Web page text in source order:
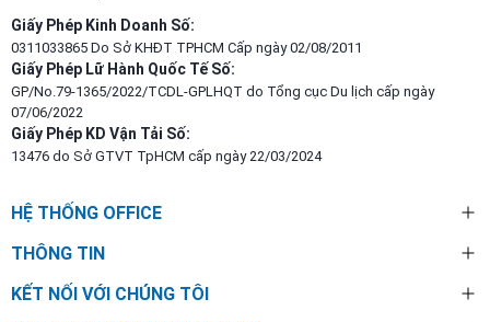
Giấy Phép Kinh Doanh Số:
0311033865 Do Sở KHĐT TPHCM Cấp ngày 02/08/2011
Giấy Phép Lữ Hành Quốc Tế Số:
GP/No.79-1365/2022/TCDL-GPLHQT do Tổng cục Du lịch cấp ngày
07/06/2022
Giấy Phép KD Vận Tải Số:
13476 do Sở GTVT TpHCM cấp ngày 22/03/2024
HỆ THỐNG OFFICE
THÔNG TIN
KẾT NỐI VỚI CHÚNG TÔI